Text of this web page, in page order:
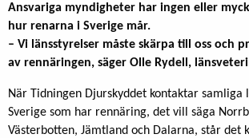
Ansvariga myndigheter har ingen eller
hur renarna i Sverige mår.
– Vi länsstyrelser måste skärpa till oss och
av rennäringen, säger Olle Rydell,
När Tidningen Djurskyddet kontaktar samliga
Sverige som har rennäring, det vill säga
Västerbotten, Jämtland och Dalarna, står det